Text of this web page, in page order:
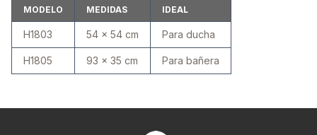
MODELO MEDIDAS IDEAL
H1803 54 x 54 cm Para ducha
H1805 93 x 35 cm Para bañera